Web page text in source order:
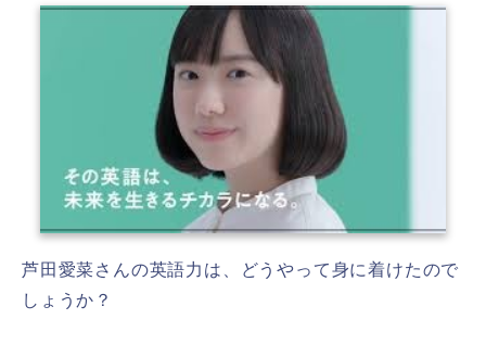
芦田愛菜さんの英語力は、どうやって身に着けたので
しょうか？